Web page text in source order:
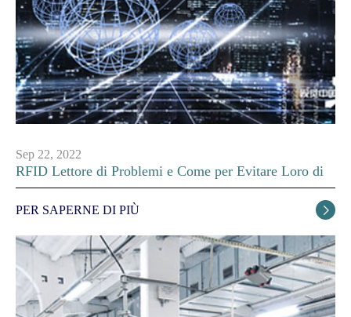
Sep 22, 2022
RFID Lettore di Problemi e Come per Evitare Loro di
PER SAPERNE DI PIÙ 